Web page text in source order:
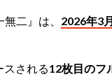
無二』は、 2026年3
される12枚目のフ